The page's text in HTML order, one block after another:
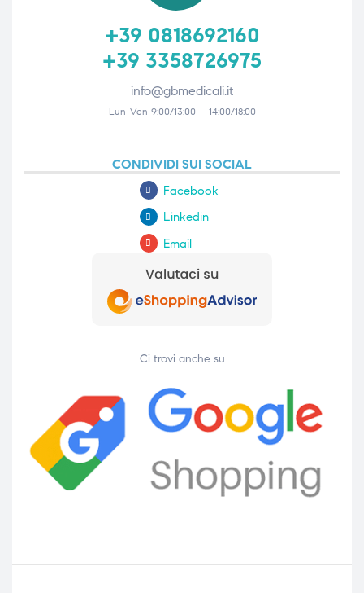
+39 0818692160
+39 3358726975
info@gbmedicali.it
Lun-Ven 9:00/13:00 – 14:00/18:00
CONDIVIDI SUI SOCIAL
Facebook
Linkedin
Email
Ci trovi anche su